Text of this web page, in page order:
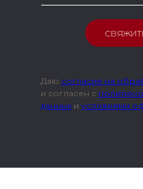
Даю согласие на
и согласен с
данных и условиями